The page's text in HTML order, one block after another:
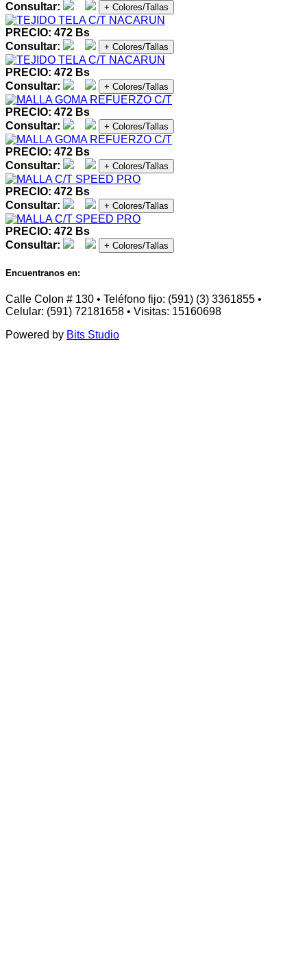
Consultar:
+ Colores/Tallas
PRECIO: 472 Bs
Consultar:
+ Colores/Tallas
PRECIO: 472 Bs
Consultar:
+ Colores/Tallas
PRECIO: 472 Bs
Consultar:
+ Colores/Tallas
PRECIO: 472 Bs
Consultar:
+ Colores/Tallas
PRECIO: 472 Bs
Consultar:
+ Colores/Tallas
PRECIO: 472 Bs
Consultar:
+ Colores/Tallas
Encuentranos en:
Calle Colon # 130 • Teléfono fijo: (591) (3) 3361855 •
Celular: (591) 72181658 • Visitas: 15160698
Powered by Bits Studio